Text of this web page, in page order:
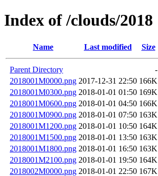
Index of /clouds/2018
Name Last modified Size
Parent Directory
-
2018001M0000.png 2017-12-31 22:50 166K
2018001M0300.png 2018-01-01 01:50 169K
2018001M0600.png 2018-01-01 04:50 166K
2018001M0900.png 2018-01-01 07:50 163K
2018001M1200.png 2018-01-01 10:50 164K
2018001M1500.png 2018-01-01 13:50 163K
2018001M1800.png 2018-01-01 16:50 163K
2018001M2100.png 2018-01-01 19:50 164K
2018002M0000.png 2018-01-01 22:50 167K